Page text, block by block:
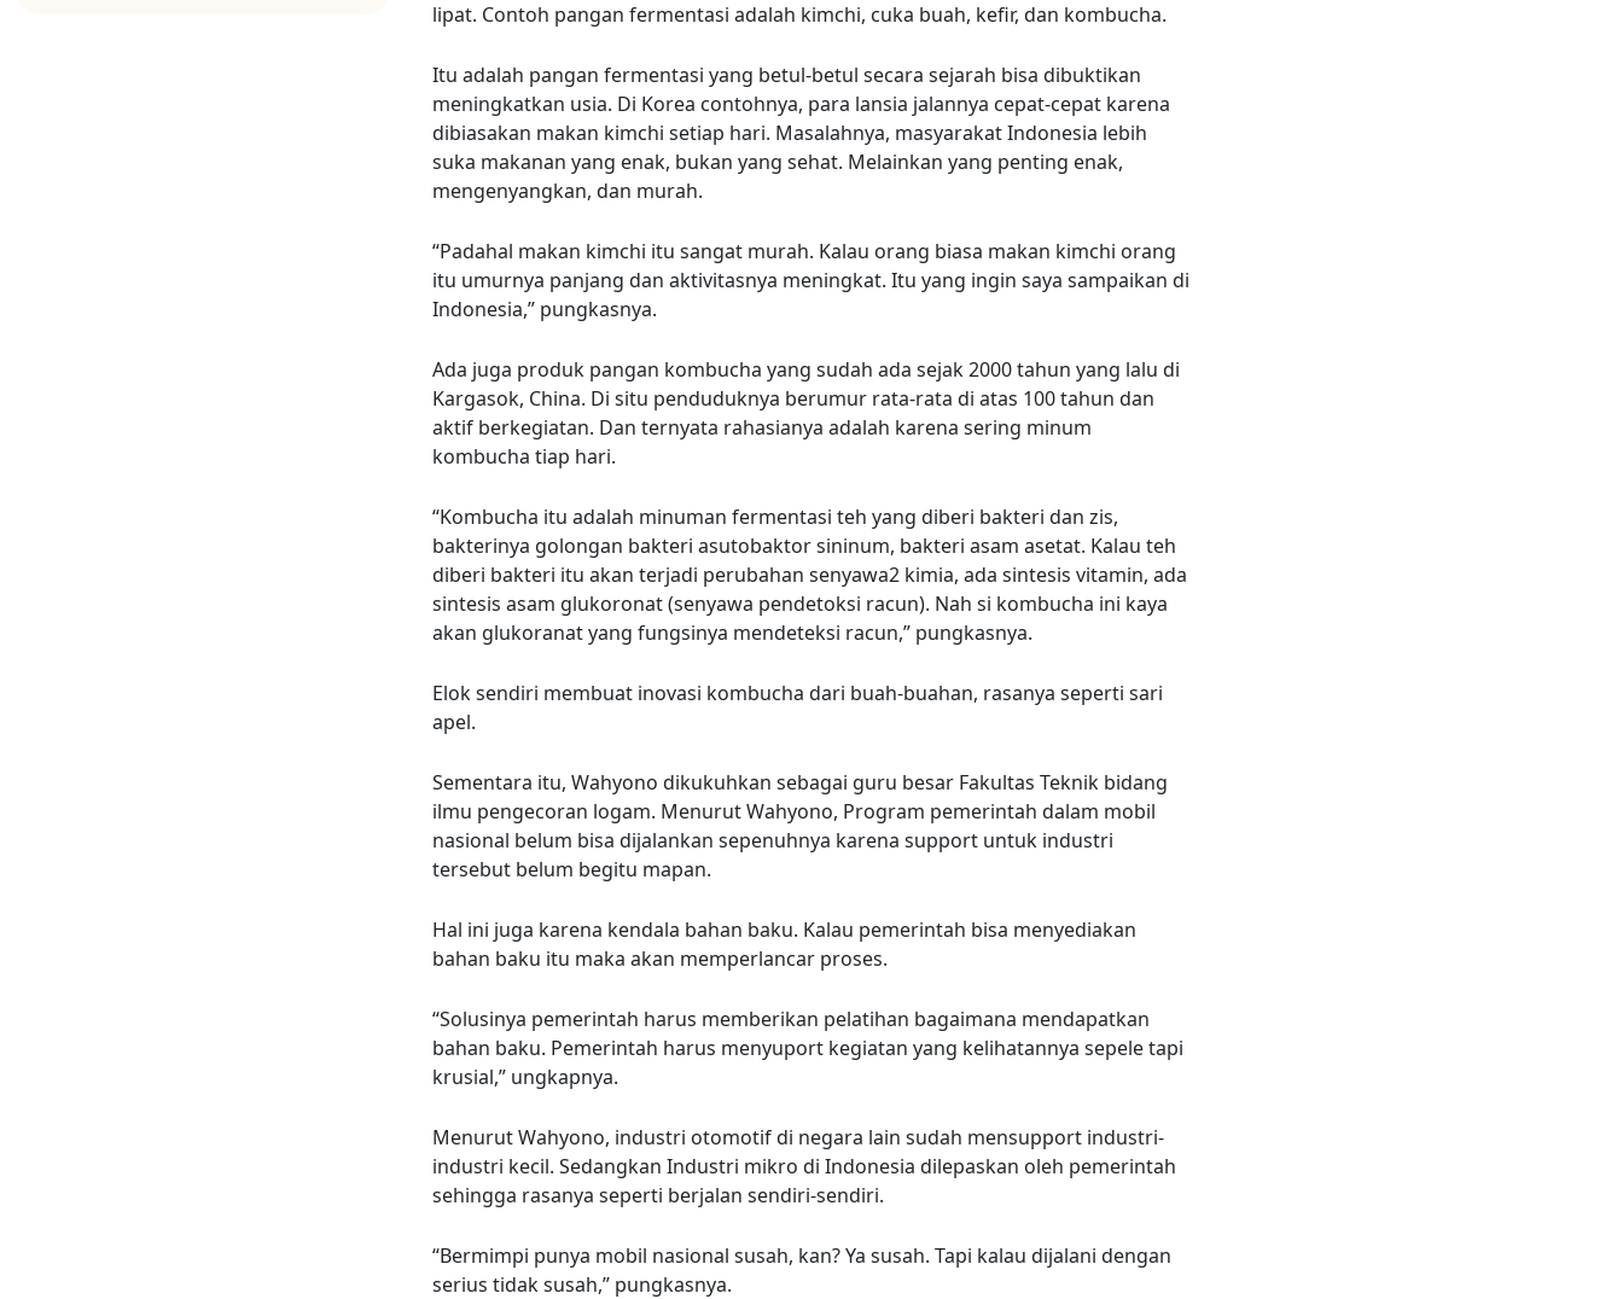
lipat. Contoh pangan fermentasi adalah kimchi, cuka buah, kefir, dan kombucha.
Itu adalah pangan fermentasi yang betul-betul secara sejarah bisa dibuktikan
meningkatkan usia. Di Korea contohnya, para lansia jalannya cepat-cepat karena
dibiasakan makan kimchi setiap hari. Masalahnya, masyarakat Indonesia lebih
suka makanan yang enak, bukan yang sehat. Melainkan yang penting enak,
mengenyangkan, dan murah.
“Padahal makan kimchi itu sangat murah. Kalau orang biasa makan kimchi orang
itu umurnya panjang dan aktivitasnya meningkat. Itu yang ingin saya sampaikan di
Indonesia,” pungkasnya.
Ada juga produk pangan kombucha yang sudah ada sejak 2000 tahun yang lalu di
Kargasok, China. Di situ penduduknya berumur rata-rata di atas 100 tahun dan
aktif berkegiatan. Dan ternyata rahasianya adalah karena sering minum
kombucha tiap hari.
“Kombucha itu adalah minuman fermentasi teh yang diberi bakteri dan zis,
bakterinya golongan bakteri asutobaktor sininum, bakteri asam asetat. Kalau teh
diberi bakteri itu akan terjadi perubahan senyawa2 kimia, ada sintesis vitamin, ada
sintesis asam glukoronat (senyawa pendetoksi racun). Nah si kombucha ini kaya
akan glukoranat yang fungsinya mendeteksi racun,” pungkasnya.
Elok sendiri membuat inovasi kombucha dari buah-buahan, rasanya seperti sari
apel.
Sementara itu, Wahyono dikukuhkan sebagai guru besar Fakultas Teknik bidang
ilmu pengecoran logam. Menurut Wahyono, Program pemerintah dalam mobil
nasional belum bisa dijalankan sepenuhnya karena support untuk industri
tersebut belum begitu mapan.
Hal ini juga karena kendala bahan baku. Kalau pemerintah bisa menyediakan
bahan baku itu maka akan memperlancar proses.
“Solusinya pemerintah harus memberikan pelatihan bagaimana mendapatkan
bahan baku. Pemerintah harus menyuport kegiatan yang kelihatannya sepele tapi
krusial,” ungkapnya.
Menurut Wahyono, industri otomotif di negara lain sudah mensupport industri-
industri kecil. Sedangkan Industri mikro di Indonesia dilepaskan oleh pemerintah
sehingga rasanya seperti berjalan sendiri-sendiri.
“Bermimpi punya mobil nasional susah, kan? Ya susah. Tapi kalau dijalani dengan
serius tidak susah,” pungkasnya.